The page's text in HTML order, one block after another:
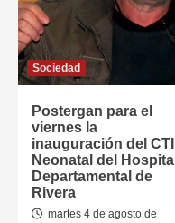
Sociedad
Postergan para el
viernes la
inauguración del CTI
Neonatal del Hospital
Departamental de
Rivera
martes 4 de agosto de